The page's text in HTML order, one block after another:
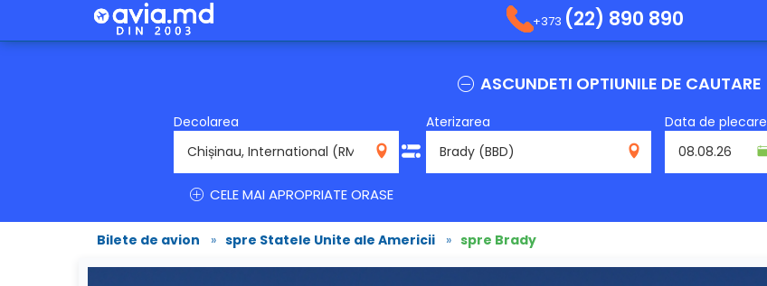
+373 (22) 890 890
ASCUNDETI OPTIUNILE DE CAUTARE
Decolarea
RMO
Aterizarea
Data de plecare
CELE MAI APROPRIATE ORASE
Bilete de avion » spre Statele Unite ale Americii » spre Brady